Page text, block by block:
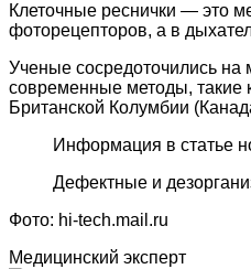
Клеточные реснички — это
фоторецепторов, а в
Ученые сосредоточились на
современные методы, такие
Британской Колумбии
Информация в статье
Дефектные и
Фото: hi-tech.mail.ru
Медицинский эксперт